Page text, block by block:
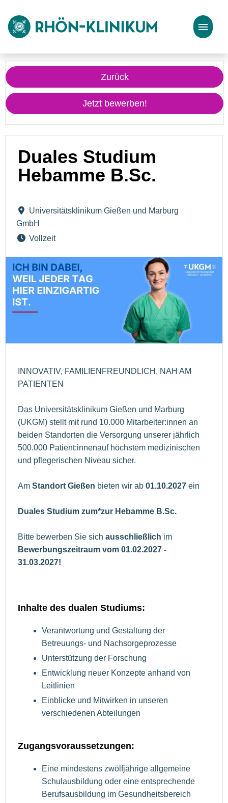
Stellenangebote
Bewerbungstipps
Zurück
Jetzt bewerben!
Duales Studium
Hebamme B.Sc.
Universitätsklinikum Gießen und Marburg
GmbH
Vollzeit
INNOVATIV, FAMILIENFREUNDLICH, NAH AM
PATIENTEN
Das Universitätsklinikum Gießen und Marburg
(UKGM) stellt mit rund 10.000 Mitarbeiter:innen an
beiden Standorten die Versorgung unserer jährlich
500.000 Patient:innenauf höchstem medizinischen
und pflegerischen Niveau sicher.
Am Standort Gießen bieten wir ab 01.10.2027 ein
Duales Studium zum*zur Hebamme B.Sc.
Bitte bewerben Sie sich ausschließlich im
Bewerbungszeitraum vom 01.02.2027 -
31.03.2027!
Inhalte des dualen Studiums:
Verantwortung und Gestaltung der
Betreuungs- und Nachsorgeprozesse
Unterstützung der Forschung
Entwicklung neuer Konzepte anhand von
Leitlinien
Einblicke und Mitwirken in unseren
verschiedenen Abteilungen
Zugangsvoraussetzungen:
Eine mindestens zwölfjährige allgemeine
Schulausbildung oder eine entsprechende
Berufsausbildung im Gesundheitsbereich